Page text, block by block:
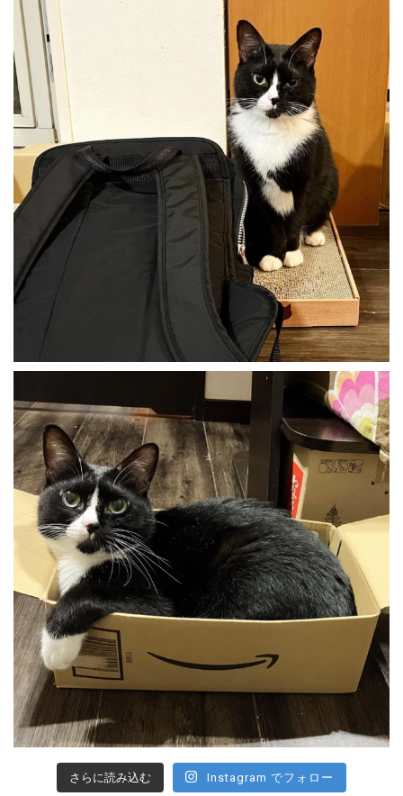
さらに読み込む Instagram でフォロー